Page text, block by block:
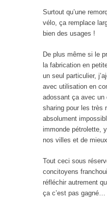
Surtout qu’une
vélo, ça remplace
bien des usages !
De plus même si le
la fabrication en
un seul particulier,
avec utilisation en
adossant ça avec
sharing pour les très
absolument
immonde pétrolette,
nos villes et de
Tout ceci sous
concitoyens
réfléchir autrement
ça c’est pas gagné…